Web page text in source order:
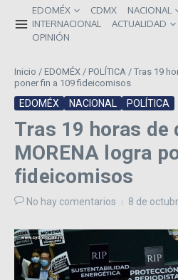
EDOMÉX CDMX
NACIONAL
INTERNACIONAL
ACTUALIDAD
OPINIÓN
Inicio / EDOMÉX / POLÍTICA / Tras 19
poner fin a 109 fideicomisos
EDOMÉX NACIONAL POLÍTICA
Tras 19 horas de
MORENA logra
fideicomisos
No hay comentarios 8 de